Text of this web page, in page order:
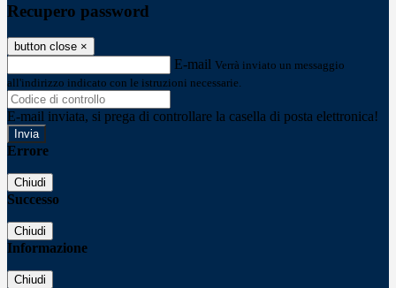
Recupero password
button close ×
E-mail Verrà inviato un messaggio
all'indirizzo indicato con le istruzioni necessarie.
E-mail inviata, si prega di controllare la casella di posta elettronica!
Errore
Chiudi
Successo
Chiudi
Informazione
Chiudi